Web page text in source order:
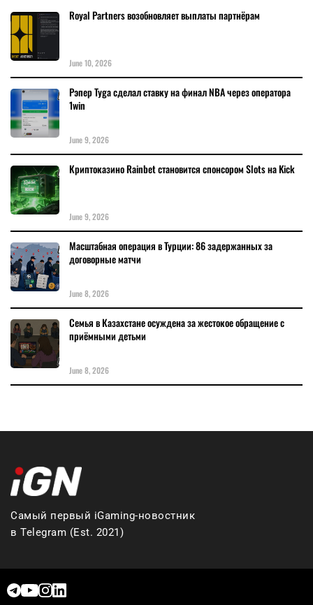
Royal Partners возобновляет выплаты партнёрам
June 10, 2026
Рэпер Tyga сделал ставку на финал NBA через оператора
1win
June 9, 2026
Криптоказино Rainbet становится спонсором Slots на Kick
June 9, 2026
Масштабная операция в Турции: 86 задержанных за
договорные матчи
June 8, 2026
Семья в Казахстане осуждена за жестокое обращение с
приёмными детьми
June 8, 2026
Самый первый iGaming-новостник
в Telegram (Est. 2021)